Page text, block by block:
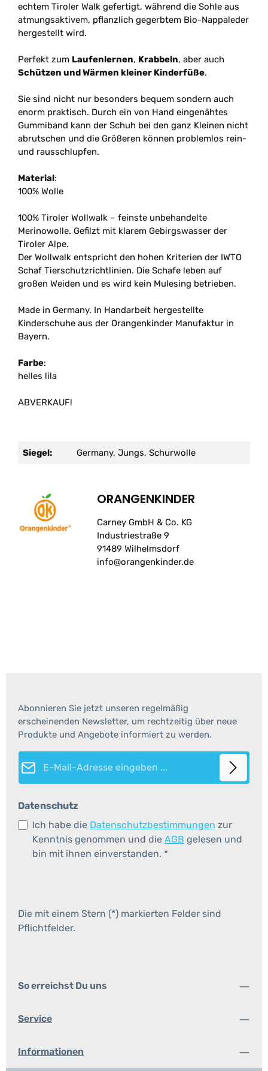
echtem Tiroler Walk gefertigt, während die Sohle aus
atmungsaktivem, pflanzlich gegerbtem Bio-Nappaleder
hergestellt wird.
Perfekt zum Laufenlernen, Krabbeln, aber auch
Schützen und Wärmen kleiner Kinderfüße.
Sie sind nicht nur besonders bequem sondern auch
enorm praktisch. Durch ein von Hand eingenähtes
Gummiband kann der Schuh bei den ganz Kleinen nicht
abrutschen und die Größeren können problemlos rein-
und rausschlupfen.
Material:
100% Wolle
100% Tiroler Wollwalk – feinste unbehandelte
Merinowolle. Gefilzt mit klarem Gebirgswasser der
Tiroler Alpe.
Der Wollwalk entspricht den hohen Kriterien der IWTO
Schaf Tierschutzrichtlinien. Die Schafe leben auf
großen Weiden und es wird kein Mulesing betrieben.
Made in Germany. In Handarbeit hergestellte
Kinderschuhe aus der Orangenkinder Manufaktur in
Bayern.
Farbe:
helles lila
ABVERKAUF!
Siegel: Germany, Jungs, Schurwolle
ORANGENKINDER
Carney GmbH & Co. KG
Industriestraße 9
91489 Wilhelmsdorf
info@orangenkinder.de
Abonnieren Sie jetzt unseren regelmäßig
erscheinenden Newsletter, um rechtzeitig über neue
Produkte und Angebote informiert zu werden.
E-Mail-Adresse*
Datenschutz
Ich habe die Datenschutzbestimmungen zur
Kenntnis genommen und die AGB gelesen und
bin mit ihnen einverstanden. *
Die mit einem Stern (*) markierten Felder sind
Pflichtfelder.
So erreichst Du uns
Service
Informationen